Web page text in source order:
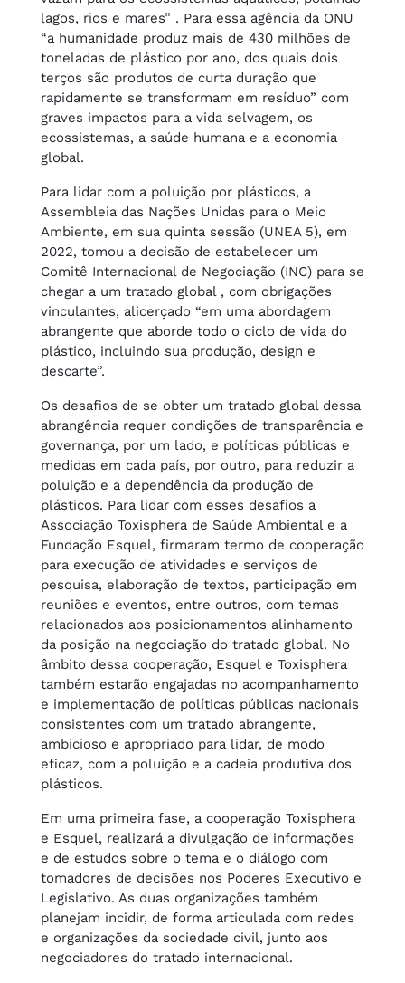
lagos, rios e mares” . Para essa agência da ONU
“a humanidade produz mais de 430 milhões de
toneladas de plástico por ano, dos quais dois
terços são produtos de curta duração que
rapidamente se transformam em resíduo” com
graves impactos para a vida selvagem, os
ecossistemas, a saúde humana e a economia
global.
Para lidar com a poluição por plásticos, a
Assembleia das Nações Unidas para o Meio
Ambiente, em sua quinta sessão (UNEA 5), em
2022, tomou a decisão de estabelecer um
Comitê Internacional de Negociação (INC) para se
chegar a um tratado global , com obrigações
vinculantes, alicerçado “em uma abordagem
abrangente que aborde todo o ciclo de vida do
plástico, incluindo sua produção, design e
descarte”.
Os desafios de se obter um tratado global dessa
abrangência requer condições de transparência e
governança, por um lado, e políticas públicas e
medidas em cada país, por outro, para reduzir a
poluição e a dependência da produção de
plásticos. Para lidar com esses desafios a
Associação Toxisphera de Saúde Ambiental e a
Fundação Esquel, firmaram termo de cooperação
para execução de atividades e serviços de
pesquisa, elaboração de textos, participação em
reuniões e eventos, entre outros, com temas
relacionados aos posicionamentos alinhamento
da posição na negociação do tratado global. No
âmbito dessa cooperação, Esquel e Toxisphera
também estarão engajadas no acompanhamento
e implementação de políticas públicas nacionais
consistentes com um tratado abrangente,
ambicioso e apropriado para lidar, de modo
eficaz, com a poluição e a cadeia produtiva dos
plásticos.
Em uma primeira fase, a cooperação Toxisphera
e Esquel, realizará a divulgação de informações
e de estudos sobre o tema e o diálogo com
tomadores de decisões nos Poderes Executivo e
Legislativo. As duas organizações também
planejam incidir, de forma articulada com redes
e organizações da sociedade civil, junto aos
negociadores do tratado internacional.